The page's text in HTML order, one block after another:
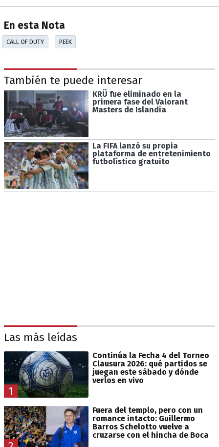
En esta Nota
CALL OF DUTY PEEK
También te puede interesar
KRÜ fue eliminado en la
primera fase del Valorant
Masters de Islandia
La FIFA lanzó su propia
plataforma de entretenimiento
futbolístico gratuito
Las más leídas
1
Continúa la Fecha 4 del Torneo
Clausura 2026: qué partidos se
juegan este sábado y dónde
verlos en vivo
Fuera del templo, pero con un
romance intacto: Guillermo
Barros Schelotto vuelve a
cruzarse con el hincha de Boca